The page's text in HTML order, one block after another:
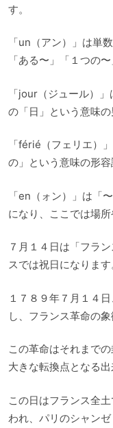
す。
「un（アン）」は単
「ある〜」「１つの
「jour（ジュール）
の「日」という意味の
「férié（フェリエ）
の」という意味の形容
「en（ォン）」は「
になり、ここでは場
７月１４日は「フラ
スでは祝日になります
１７８９年７月１４
し、フランス革命の
この革命はそれまで
大きな転換点となる出
この日はフランス全
われ、パリのシャン